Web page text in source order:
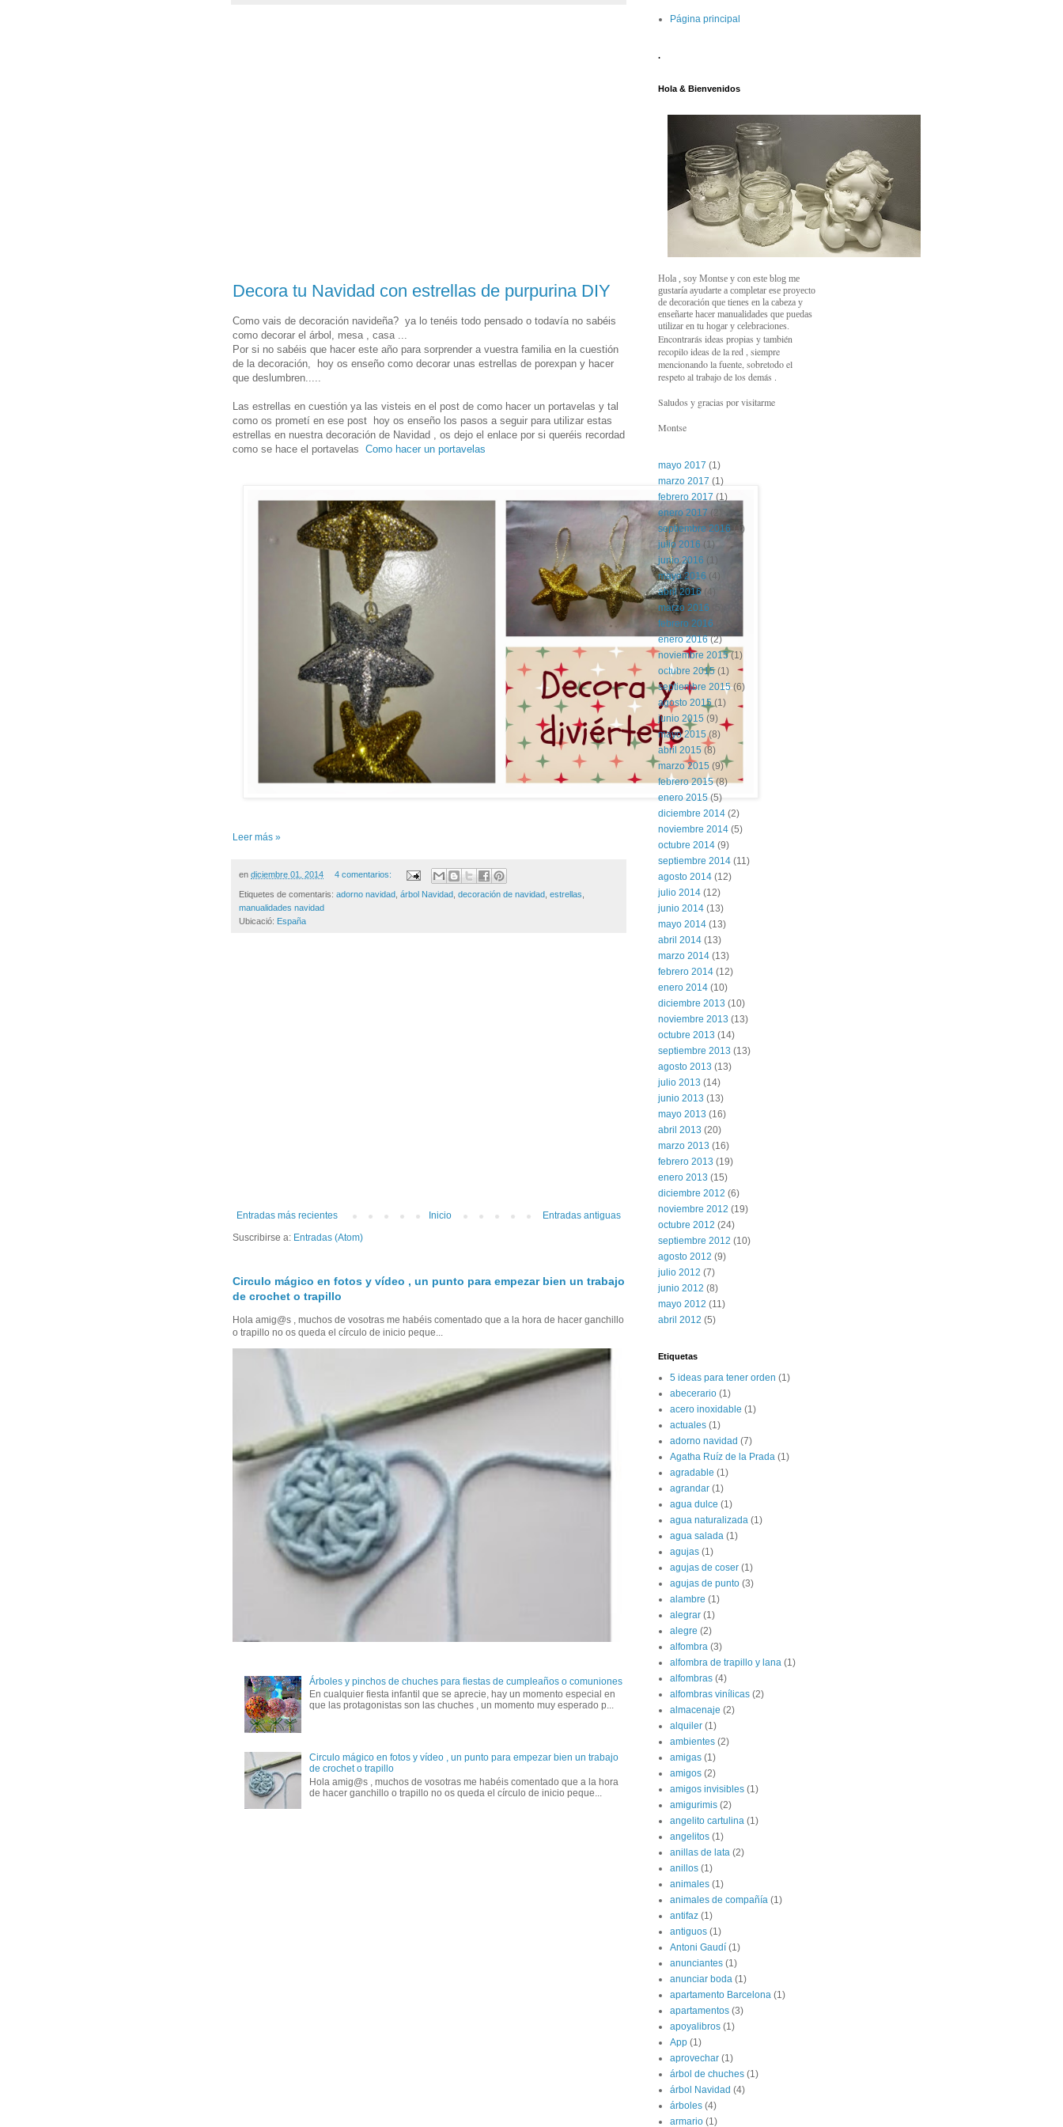
Decora tu Navidad con estrellas de purpurina DIY
Como vais de decoración navideña? ya lo tenéis todo pensado o todavía no sabéis
como decorar el árbol, mesa , casa ...
Por si no sabéis que hacer este año para sorprender a vuestra familia en la cuestión
de la decoración, hoy os enseño como decorar unas estrellas de porexpan y hacer
que deslumbren.....
Las estrellas en cuestión ya las visteis en el post de como hacer un portavelas y tal
como os prometí en ese post hoy os enseño los pasos a seguir para utilizar estas
estrellas en nuestra decoración de Navidad , os dejo el enlace por si queréis recordad
como se hace el portavelas Como hacer un portavelas
Leer más »
en diciembre 01, 2014 4 comentarios:
Etiquetes de comentaris: adorno navidad árbol Navidad decoración de navidad estrellas
manualidades navidad
Ubicació: España
Entradas más recientes Entradas antiguas
Inicio
Suscribirse a: Entradas (Atom)
Circulo mágico en fotos y vídeo , un punto para empezar bien un trabajo
de crochet o trapillo
Hola amig@s , muchos de vosotras me habéis comentado que a la hora de hacer ganchillo
o trapillo no os queda el círculo de inicio peque...
Árboles y pinchos de chuches para fiestas de cumpleaños o comuniones
En cualquier fiesta infantil que se aprecie, hay un momento especial en
que las protagonistas son las chuches , un momento muy esperado p...
Circulo mágico en fotos y vídeo , un punto para empezar bien un trabajo
de crochet o trapillo
Hola amig@s , muchos de vosotras me habéis comentado que a la hora
de hacer ganchillo o trapillo no os queda el círculo de inicio peque...
Página principal
.
Hola & Bienvenidos
Hola , soy Montse y con este blog me
gustaría ayudarte a completar ese proyecto
de decoración que tienes en la cabeza y
enseñarte hacer manualidades que puedas
utilizar en tu hogar y celebraciones.
Encontrarás ideas propias y también
recopilo ideas de la red , siempre
mencionando la fuente, sobretodo el
respeto al trabajo de los demás .
Saludos y gracias por visitarme
Montse
mayo 2017 (1)
marzo 2017 (1)
febrero 2017 (1)
enero 2017 (2)
septiembre 2016(1)
julio 2016 (1)
junio 2016 (1)
mayo 2016 (4)
abril 2016 (4)
marzo 2016
febrero 2016
enero 2016(2)
noviembre 2015(1)
octubre 2015(1)
septiembre 2015(6)
agosto 2015(1)
junio 2015 (9)
mayo 2015(8)
abril 2015 (8)
marzo 2015 (9)
febrero 2015(8)
enero 2015 (5)
diciembre 2014 (2)
noviembre 2014 (5)
octubre 2014 (9)
septiembre 2014 (11)
agosto 2014 (12)
julio 2014 (12)
junio 2014 (13)
mayo 2014 (13)
abril 2014 (13)
marzo 2014 (13)
febrero 2014 (12)
enero 2014 (10)
diciembre 2013 (10)
noviembre 2013 (13)
octubre 2013 (14)
septiembre 2013 (13)
agosto 2013 (13)
julio 2013 (14)
junio 2013 (13)
mayo 2013 (16)
abril 2013 (20)
marzo 2013 (16)
febrero 2013 (19)
enero 2013 (15)
diciembre 2012 (6)
noviembre 2012 (19)
octubre 2012 (24)
septiembre 2012 (10)
agosto 2012 (9)
julio 2012 (7)
junio 2012 (8)
mayo 2012 (11)
abril 2012 (5)
Etiquetas
5 ideas para tener orden (1)
abecerario (1)
acero inoxidable (1)
actuales (1)
adorno navidad (7)
Agatha Ruíz de la Prada (1)
agradable (1)
agrandar (1)
agua dulce (1)
agua naturalizada (1)
agua salada (1)
agujas (1)
agujas de coser (1)
agujas de punto (3)
alambre (1)
alegrar (1)
alegre (2)
alfombra (3)
alfombra de trapillo y lana (1)
alfombras (4)
alfombras vinílicas (2)
almacenaje (2)
alquiler (1)
ambientes (2)
amigas (1)
amigos (2)
amigos invisibles (1)
amigurimis (2)
angelito cartulina (1)
angelitos (1)
anillas de lata (2)
anillos (1)
animales (1)
animales de compañía (1)
antifaz (1)
antiguos (1)
Antoni Gaudí (1)
anunciantes (1)
anunciar boda (1)
apartamento Barcelona (1)
apartamentos (3)
apoyalibros (1)
App (1)
aprovechar (1)
árbol de chuches (1)
árbol Navidad (4)
árboles (4)
armario (1)